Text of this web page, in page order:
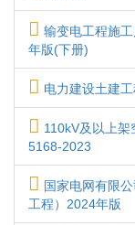
输变电工程施
年版(下册)
电力建设土建
110kV及以上
5168-2023
国家电网有限
工程）2024年版